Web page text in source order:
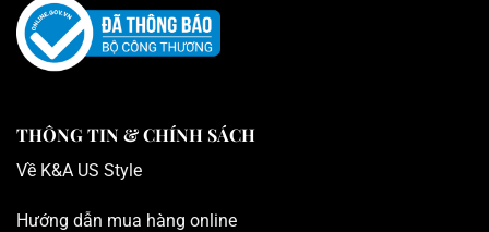
THÔNG TIN & CHÍNH SÁCH
Về K&A US Style
Hướng dẫn mua hàng online